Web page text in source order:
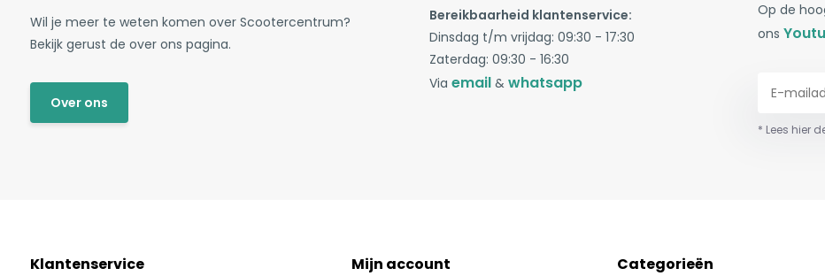
Wil je meer te weten komen over Scootercentrum?
Bekijk gerust de over ons pagina.
Over ons
Bereikbaarheid klantenservice:
Dinsdag t/m vrijdag: 09:30 - 17:30
Zaterdag: 09:30 - 16:30
Via email& whatsapp
Op de
ons
* Lees hier
Klantenservice Mijn account Categorieën